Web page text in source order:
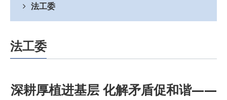
法工委
法工委
深耕厚植进基层 化解矛盾促和谐——